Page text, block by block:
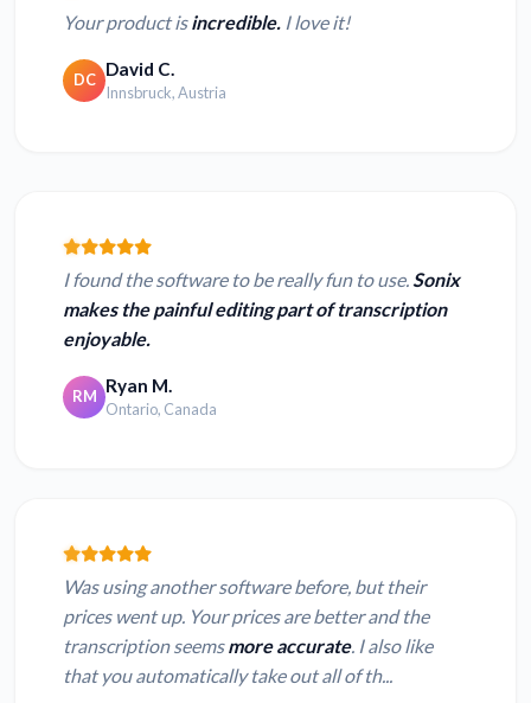
Your product isincredible. I love it!
DC David C.
Innsbruck, Austria
I found the software to be really fun to use.Sonix
makes the painful editing part of transcription
enjoyable.
RM Ryan M.
Ontario, Canada
Was using another software before, but their
prices went up. Your prices are better and the
transcription seemsmore accurate. I also like
that you automatically take out all of th...